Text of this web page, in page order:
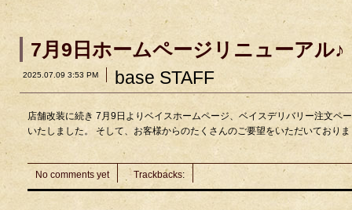
7月9日ホームページリニューアル♪
base STAFF
2025.07.09 3:53 PM
店舗改装に続き 7月9日よりベイスホームページ、ベイスデリバリー注文ペ
いたしました。 そして、お客様からのたくさんのご要望をいただいており
No comments yet Trackbacks: